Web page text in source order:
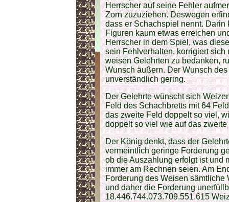
Herrscher auf seine Fehler
Zorn zuzuziehen. Deswegen
dass er Schachspiel nennt.
Figuren kaum etwas erreichen
Herrscher in dem Spiel, was
sein Fehlverhalten, korrigiert
weisen Gelehrten zu bedanken,
Wunsch äußern. Der Wunsch
unverständlich gering.
Der Gelehrte wünscht sich
Feld des Schachbretts mit 64
das zweite Feld doppelt so viel,
doppelt so viel wie auf das zweite
Der König denkt, dass der
vermeintlich geringe Forderung
ob die Auszahlung erfolgt ist und
immer am Rechnen seien. Am
Forderung des Weisen sämtliche
und daher die Forderung
18.446.744.073.709.551.615